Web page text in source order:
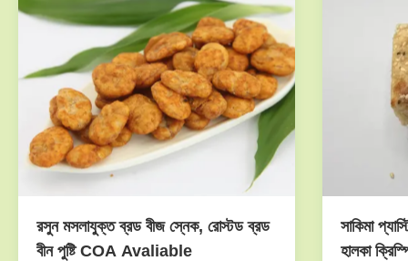
রসুন মসলাযুক্ত ব্রড বীজ স্নেক, রোস্টড ব্রড
বীন পুষ্টি COA Avaliable
সাকিমা
হালকা